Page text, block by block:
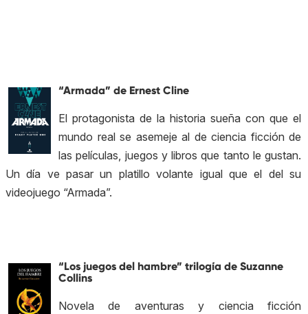
“Armada” de Ernest Cline
El protagonista de la historia sueña con que el
mundo real se asemeje al de ciencia ficción de
las películas, juegos y libros que tanto le gustan.
Un día ve pasar un platillo volante igual que el del su
videojuego “Armada”.
“Los juegos del hambre” trilogía de Suzanne
Collins
Novela de aventuras y ciencia ficción